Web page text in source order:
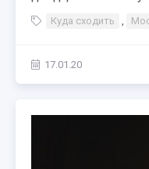
Куда сходить ,
17.01.20